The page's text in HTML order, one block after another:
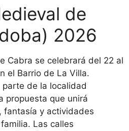
de
2026
Cabra se celebrará del 22 al
el Barrio de La Villa.
de la localidad
propuesta que unirá
fantasía y actividades
Las calles